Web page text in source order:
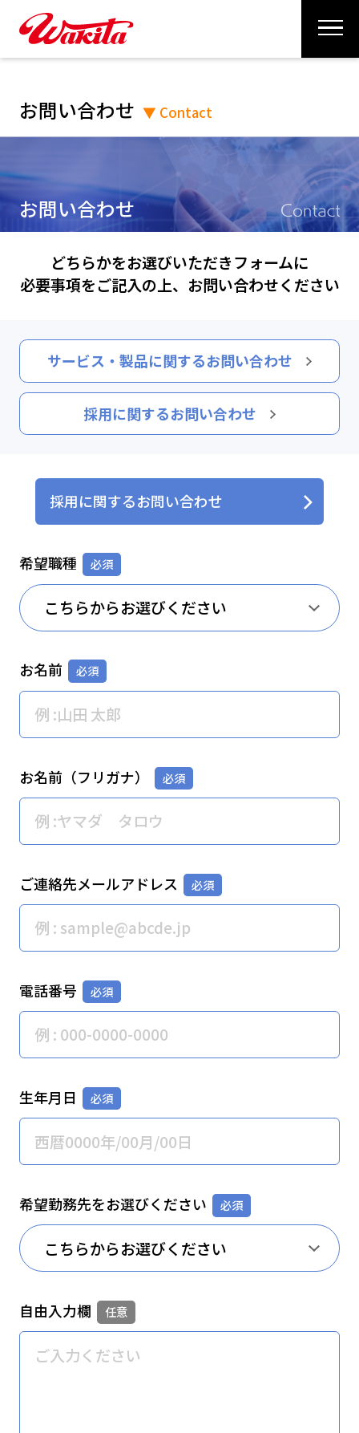
お問い合わせ ▼ Contact
お問い合わせ
どちらかをお選びいただきフォームに
必要事項をご記入の上、お問い合わせください
サービス・製品に関するお問い合わせ
採用に関するお問い合わせ
採用に関するお問い合わせ
希望職種
お名前
お名前（フリガナ）
ご連絡先メールアドレス
電話番号
生年月日
希望勤務先をお選びください
自由入力欄